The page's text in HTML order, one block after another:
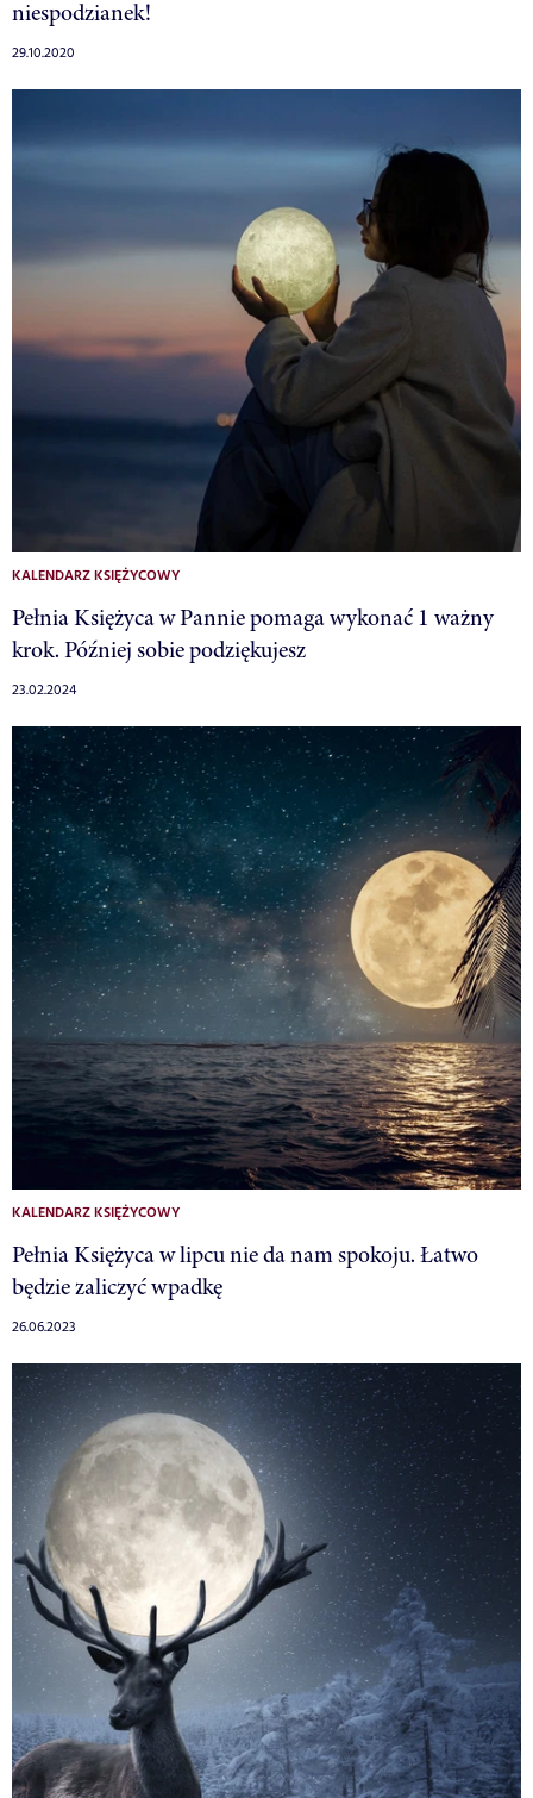
niespodzianek!
29.10.2020
KALENDARZ KSIĘŻYCOWY
Pełnia Księżyca w Pannie pomaga wykonać 1 ważny
krok. Później sobie podziękujesz
23.02.2024
KALENDARZ KSIĘŻYCOWY
Pełnia Księżyca w lipcu nie da nam spokoju. Łatwo
będzie zaliczyć wpadkę
26.06.2023